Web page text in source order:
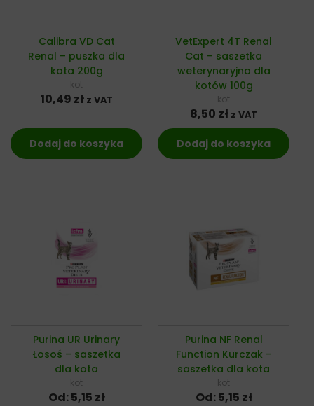
Calibra VD Cat
Renal – puszka dla
kota 200g
kot
10,49 zł z VAT
Dodaj do koszyka
VetExpert 4T Renal
Cat – saszetka
weterynaryjna dla
kotów 100g
kot
8,50 zł z VAT
Dodaj do koszyka
Purina UR Urinary
Łosoś – saszetka
dla kota
kot
Od:5,15 zł
Purina NF Renal
Function Kurczak –
saszetka dla kota
kot
Od:5,15 zł